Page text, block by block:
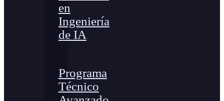
en
Ingeniería
de IA
Programa
Técnico